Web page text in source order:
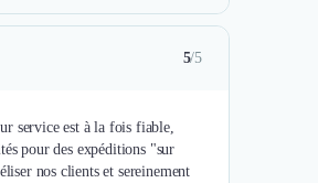
5/5
service est à la fois fiable,
pour des expéditions "sur
nos clients et sereinement